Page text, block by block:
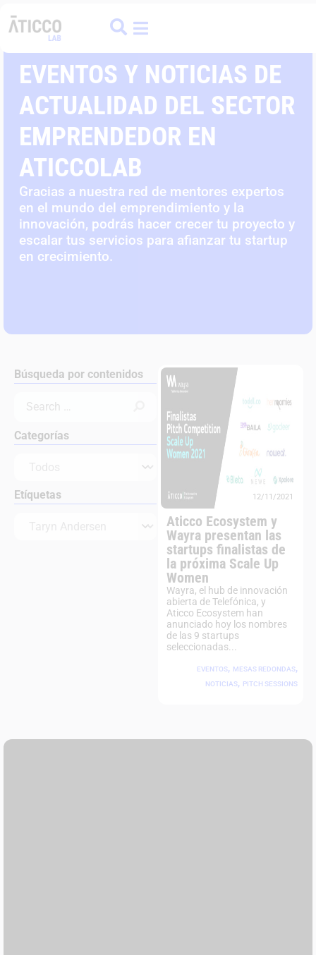
EVENTOS Y NOTICIAS DE
ACTUALIDAD DEL SECTOR
EMPRENDEDOR EN
ATICCOLAB
Gracias a nuestra red de mentores expertos
en el mundo del emprendimiento y la
innovación, podrás hacer crecer tu proyecto y
escalar tus servicios para afianzar tu startup
en crecimiento.
Búsqueda por contenidos
Categorías
Etíquetas 12/11/2021
Aticco Ecosystem y
Wayra presentan las
startups finalistas de
la próxima Scale Up
Women
Wayra, el hub de innovación
abierta de Telefónica, y
Aticco Ecosystem han
anunciado hoy los nombres
de las 9 startups
seleccionadas...
EVENTOS, MESAS REDONDAS,
NOTICIAS, PITCH SESSIONS